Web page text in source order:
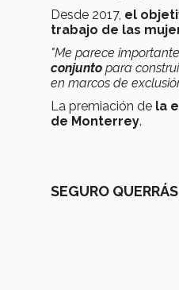
Desde 2017, el
trabajo de las
"Me parece
conjunto para
en marcos de
La premiación de la
de Monterrey.
SEGURO